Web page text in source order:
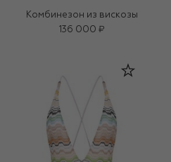
Комбинезон из вискозы
136 000 ₽